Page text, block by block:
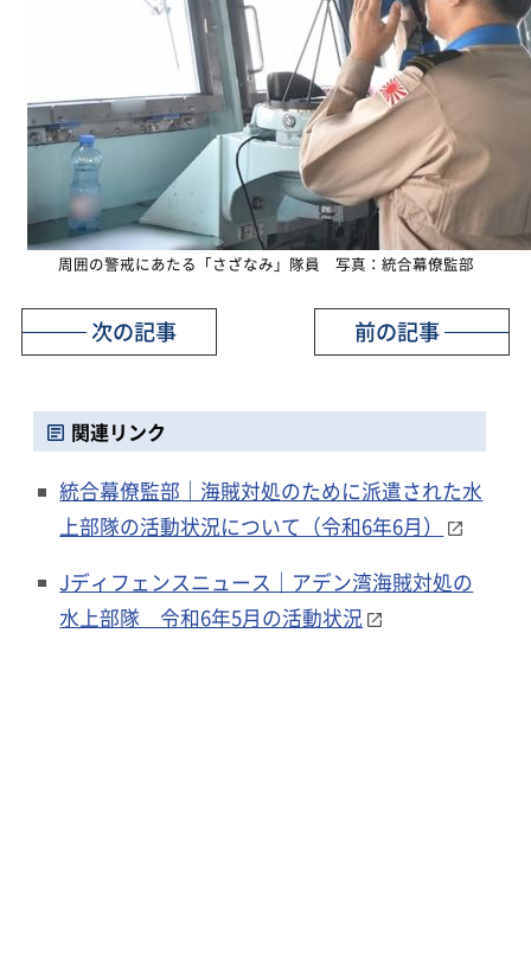
周囲の警戒にあたる「さざなみ」隊員 写真：統合幕僚監部
前の記事
次の記事
関連リンク
統合幕僚監部｜海賊対処のために派遣された水
上部隊の活動状況について（令和6年6月）
Jディフェンスニュース｜アデン湾海賊対処の
水上部隊 令和6年5月の活動状況